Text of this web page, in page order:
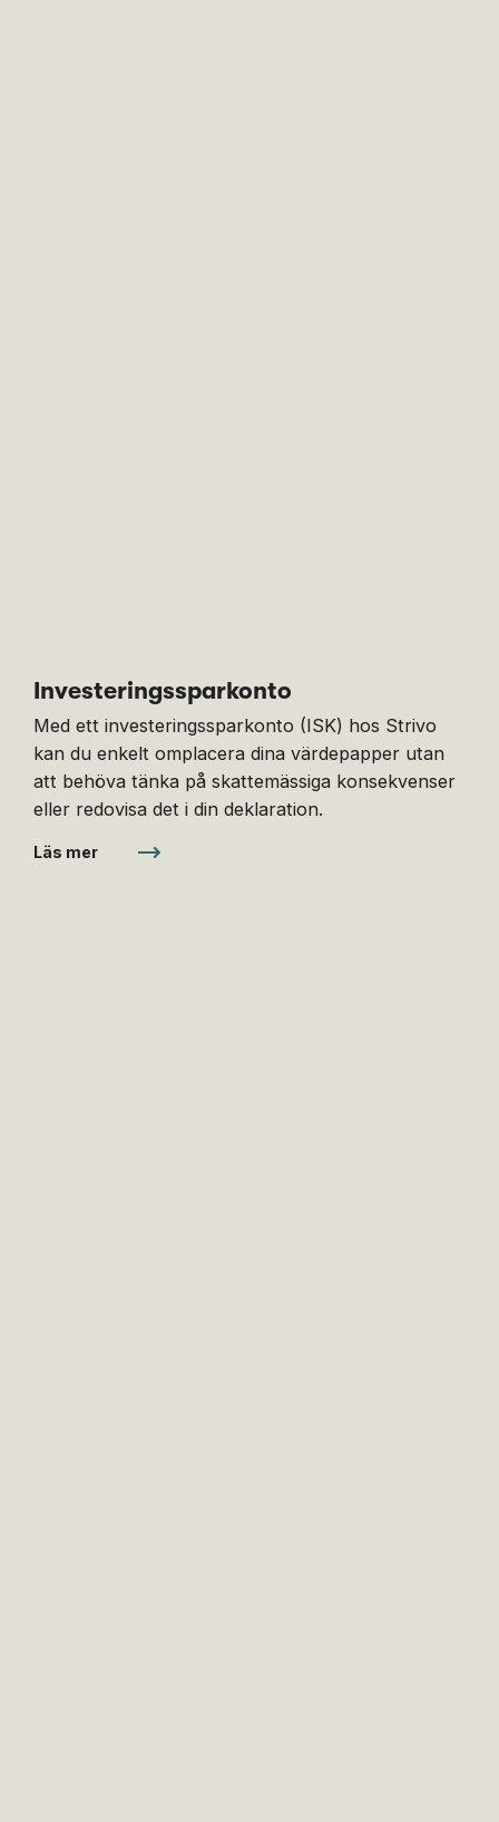
Investeringssparkonto
Med ett investeringssparkonto (ISK) hos Strivo
kan du enkelt omplacera dina värdepapper utan
att behöva tänka på skattemässiga konsekvenser
eller redovisa det i din deklaration.
Läs mer